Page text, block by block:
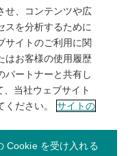
ポリシー
方針
プ
せ、コンテンツや広
スを分析するために
サイトのご利用に関
はお客様の使用履歴
パートナーと共有し
当社ウェブサイト
ださい。
サイトの
Cookie を受け入れる